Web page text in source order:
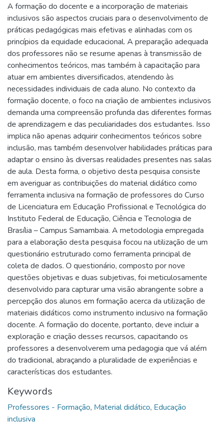
A formação do docente e a incorporação de materiais
inclusivos são aspectos cruciais para o desenvolvimento de
práticas pedagógicas mais efetivas e alinhadas com os
princípios da equidade educacional. A preparação adequada
dos professores não se resume apenas à transmissão de
conhecimentos teóricos, mas também à capacitação para
atuar em ambientes diversificados, atendendo às
necessidades individuais de cada aluno. No contexto da
formação docente, o foco na criação de ambientes inclusivos
demanda uma compreensão profunda das diferentes formas
de aprendizagem e das peculiaridades dos estudantes. Isso
implica não apenas adquirir conhecimentos teóricos sobre
inclusão, mas também desenvolver habilidades práticas para
adaptar o ensino às diversas realidades presentes nas salas
de aula. Desta forma, o objetivo desta pesquisa consiste
em averiguar as contribuições do material didático como
ferramenta inclusiva na formação de professores do Curso
de Licenciatura em Educação Profissional e Tecnológica do
Instituto Federal de Educação, Ciência e Tecnologia de
Brasília – Campus Samambaia. A metodologia empregada
para a elaboração desta pesquisa focou na utilização de um
questionário estruturado como ferramenta principal de
coleta de dados. O questionário, composto por nove
questões objetivas e duas subjetivas, foi meticulosamente
desenvolvido para capturar uma visão abrangente sobre a
percepção dos alunos em formação acerca da utilização de
materiais didáticos como instrumento inclusivo na formação
docente. A formação do docente, portanto, deve incluir a
exploração e criação desses recursos, capacitando os
professores a desenvolverem uma pedagogia que vá além
do tradicional, abraçando a pluralidade de experiências e
características dos estudantes.
Keywords
Professores - Formação, Material didático, Educação
inclusiva